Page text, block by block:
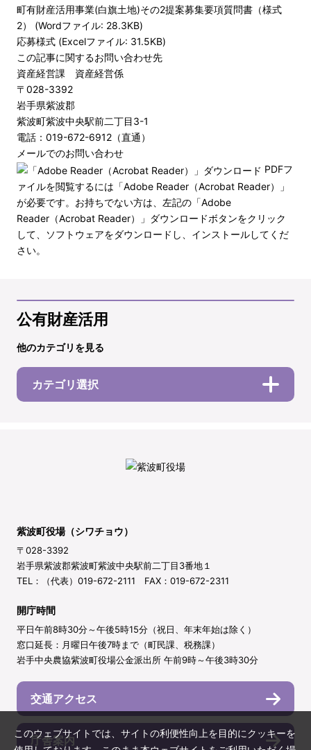
町有財産活用事業(白旗土地)その2提案募集要項質問書（様式
2） (Wordファイル: 28.3KB)
応募様式 (Excelファイル: 31.5KB)
この記事に関するお問い合わせ先
資産経営課 資産経営係
〒028-3392
岩手県紫波郡
紫波町紫波中央駅前二丁目3-1
電話：019-672-6912（直通）
メールでのお問い合わせ
PDFフ
ァイルを閲覧するには「Adobe Reader（Acrobat Reader）」
が必要です。お持ちでない方は、左記の「Adobe
Reader（Acrobat Reader）」ダウンロードボタンをクリック
して、ソフトウェアをダウンロードし、インストールしてくだ
さい。
公有財産活用
他のカテゴリを見る
カテゴリ選択
紫波町役場（シワチョウ）
〒028-3392
岩手県紫波郡紫波町紫波中央駅前二丁目3番地１
TEL：（代表）019-672-2111 FAX：019-672-2311
開庁時間
平日午前8時30分～午後5時15分（祝日、年末年始は除く）
窓口延長：月曜日午後7時まで（町民課、税務課）
岩手中央農協紫波町役場公金派出所 午前9時～午後3時30分
交通アクセス
庁舎案内
このウェブサイトでは、サイトの利便性向上を目的にクッキーを